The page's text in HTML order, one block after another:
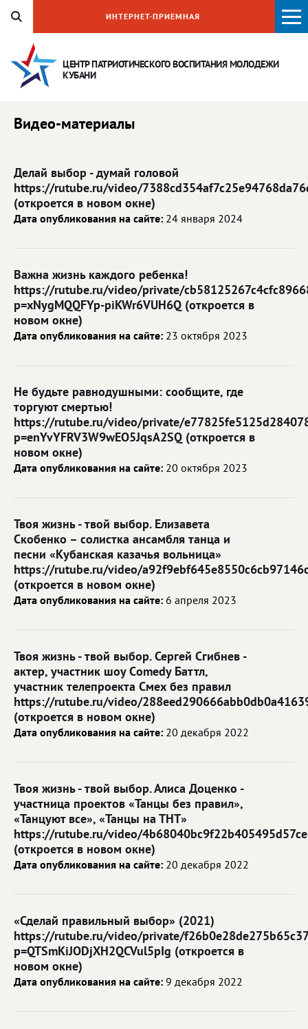
ЦЕНТР ПАТРИОТИЧЕСКОГО ВОСПИТАНИЯМОЛОДЕЖИ
КУБАНИ
ИНТЕРНЕТ-ПРИЕМНАЯ
Видео-материалы
Делай выбор - думай головой
https://rutube.ru/video/
(откроется в новом окне)
Дата опубликования на сайте: 24 января 2024
Важна жизнь каждого ребенка!
https://rutube.ru/video/private/
p=xNygMQQFYp-piKWr6VUH6Q (откроется в
новом окне)
Дата опубликования на сайте: 23 октября 2023
Не будьте равнодушными: сообщите, где
торгуют смертью!
https://rutube.ru/video/private/
p=enYvYFRV3W9wEO5JqsA2SQ (откроется в
новом окне)
Дата опубликования на сайте: 20 октября 2023
Твоя жизнь - твой выбор. Елизавета
Скобенко – солистка ансамбля танца и
песни «Кубанская казачья вольница»
https://rutube.ru/video/
(откроется в новом окне)
Дата опубликования на сайте: 6 апреля 2023
Твоя жизнь - твой выбор. Сергей Сгибнев -
актер, участник шоу Cоmedy Баттл,
участник телепроекта Смех без правил
https://rutube.ru/video/
(откроется в новом окне)
Дата опубликования на сайте: 20 декабря 2022
Твоя жизнь - твой выбор. Алиса Доценко -
участница проектов «Танцы без правил»,
«Танцуют все», «Танцы на ТНТ»
https://rutube.ru/video/
(откроется в новом окне)
Дата опубликования на сайте: 20 декабря 2022
«Сделай правильный выбор» (2021)
https://rutube.ru/video/private/
p=QTSmKiJODjXH2QCVul5pIg (откроется в
новом окне)
Дата опубликования на сайте: 9 декабря 2022